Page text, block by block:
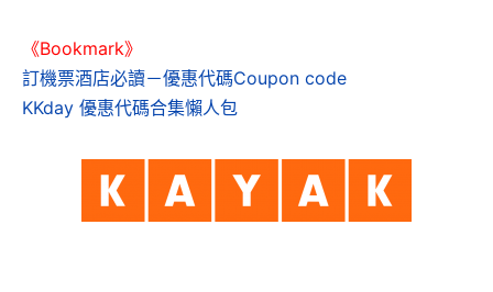
《Bookmark》
訂機票酒店必讀－優惠代碼Coupon code
KKday 優惠代碼合集懶人包